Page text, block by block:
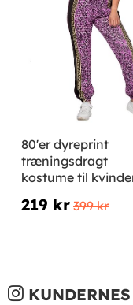
80'er dyreprint
træningsdragt
kostume til
219 kr 399 kr